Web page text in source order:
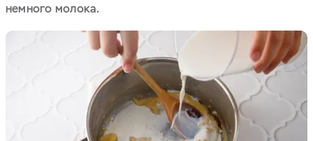
немного молока.